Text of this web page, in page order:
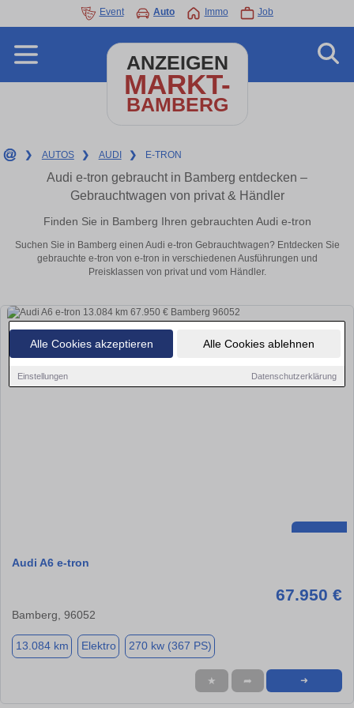
Alle Cookies akzeptieren Alle Cookies ablehnen
Einstellungen Datenschutzerklärung
Event Auto Immo Job
ANZEIGEN
MARKT-
BAMBERG
❯ AUTOS ❯ AUDI ❯ E-TRON
Audi e-tron gebraucht in Bamberg entdecken –
Gebrauchtwagen von privat & Händler
Finden Sie in Bamberg Ihren gebrauchten Audi e-tron
Suchen Sie in Bamberg einen Audi e-tron Gebrauchtwagen? Entdecken Sie
gebrauchte e-tron von e-tron in verschiedenen Ausführungen und
Preisklassen von privat und vom Händler.
Audi A6 e-tron
67.950 €
Bamberg, 96052
13.084 km Elektro 270 kw (367 PS)
★ ➦ ➜